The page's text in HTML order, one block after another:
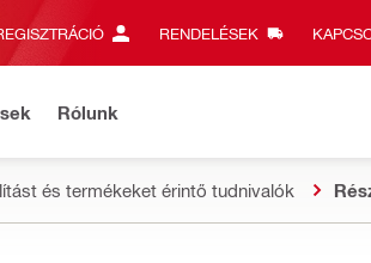
RENDELÉSEK
Rólunk
és termékeket érintő tudnivalók